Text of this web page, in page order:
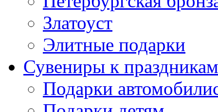
Златоуст
Элитные подарки
Сувениры к праздникам
Подарки